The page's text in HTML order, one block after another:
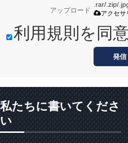
アップロード
.rar/.zip/
アクセサ
利用規則を同
発信
私たちに書いてくださ
い